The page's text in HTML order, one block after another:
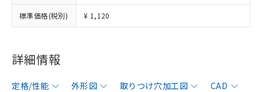
標準価格(税別) ¥ 1,120
詳細情報
定格/性能 外形図 取りつけ穴加工図
CAD